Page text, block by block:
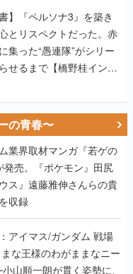
】『ペルソナ3』を築き
とリスペクトだった。赤
集った“愚連隊”がシリー
せるまで【橋野桂インタ
の青春〜
業界取材マンガ『若ゲの
発売。『ポケモン』田尻
ス』遠藤雅伸さんらの貴
収録
イマス/ガンダム 戦場
な王様のわがままなニー
山順一朗が貫く姿勢に、